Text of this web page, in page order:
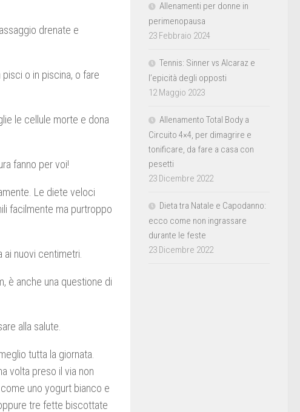
drenate e
o in piscina, o fare
le cellule morte e dona
fanno per voi!
Le diete veloci
facilmente ma purtroppo
nuovi centimetri.
è anche una questione di
alla salute.
tutta la giornata.
volta preso il via non
uno yogurt bianco e
tre fette biscottate
Allenamenti per donne in
perimenopausa
23 Febbraio 2024
Tennis: Sinner vs Alcaraz e
l’epicità degli opposti
12 Maggio 2023
Allenamento Total Body a
Circuito 4×4, per dimagrire e
tonificare, da fare a casa con
pesetti
23 Dicembre 2022
Dieta tra Natale e Capodanno:
ecco come non ingrassare
durante le feste
23 Dicembre 2022